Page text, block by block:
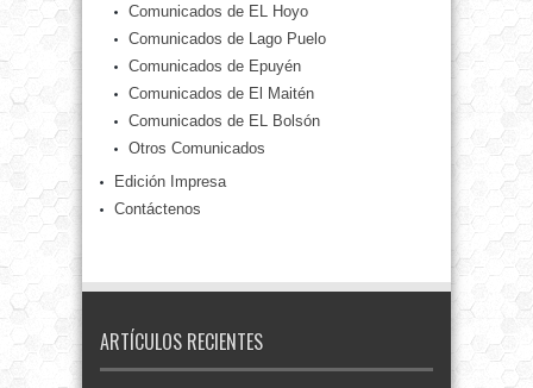
Comunicados de EL Hoyo
Comunicados de Lago Puelo
Comunicados de Epuyén
Comunicados de El Maitén
Comunicados de EL Bolsón
Otros Comunicados
Edición Impresa
Contáctenos
ARTÍCULOS RECIENTES